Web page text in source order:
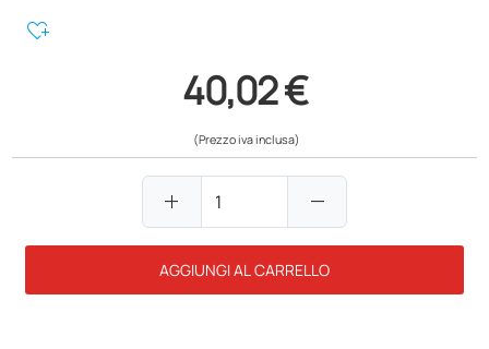
heart_plus
40,02 €
(Prezzo iva inclusa)
add remove
AGGIUNGI AL CARRELLO